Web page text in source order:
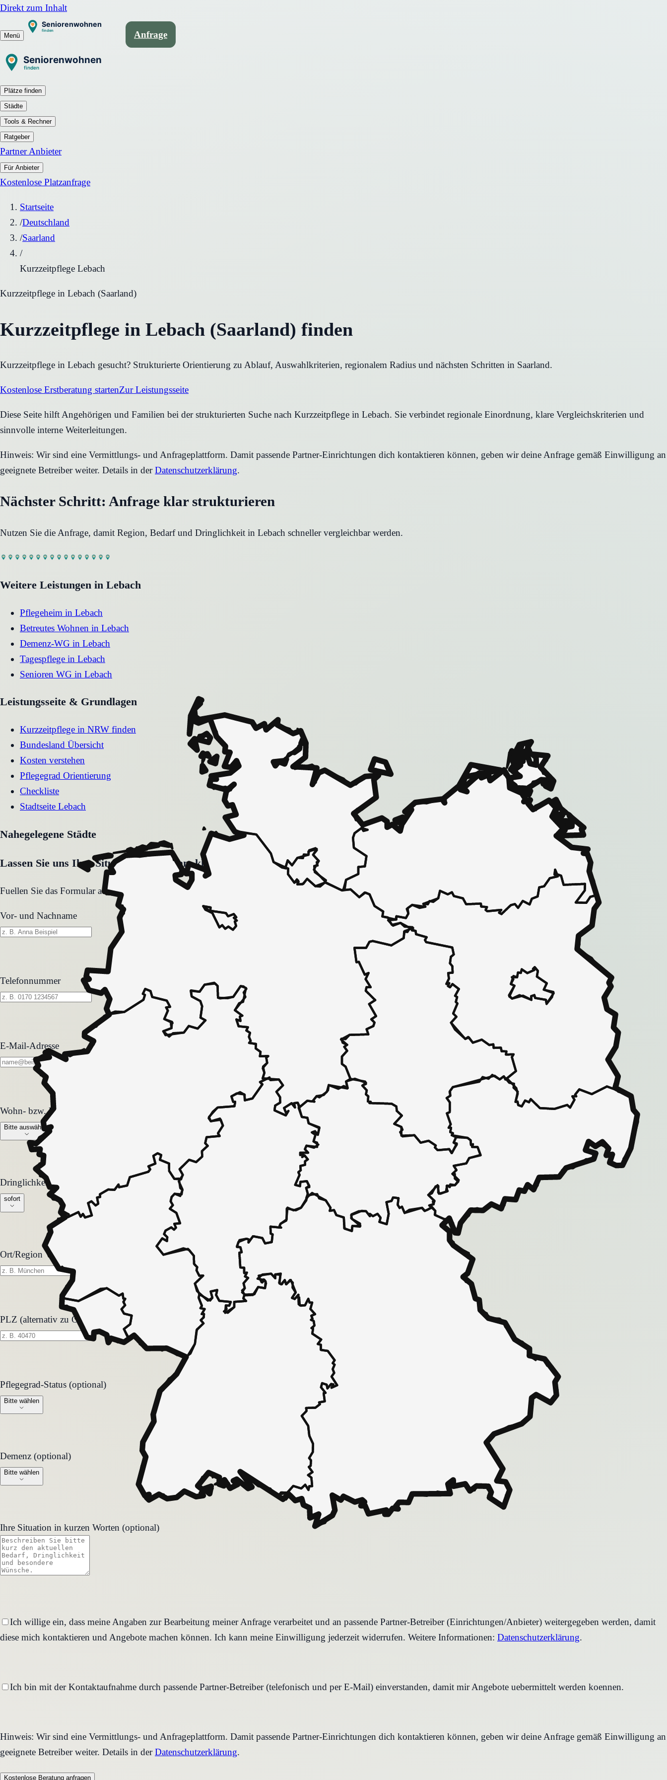
Direkt zum Inhalt
Menü Anfrage
Plätze finden
Städte
Tools & Rechner
Ratgeber
Partner Anbieter
Für Anbieter
Kostenlose Platzanfrage
Startseite
/Deutschland
/Saarland
/
Kurzzeitpflege Lebach
Kurzzeitpflege in Lebach (Saarland)
Kurzzeitpflege in Lebach (Saarland) finden
Kurzzeitpflege in Lebach gesucht? Strukturierte Orientierung zu Ablauf, Auswahlkriterien, regionalem Radius und nächsten Schritten in Saarland.
Kostenlose Erstberatung startenZur Leistungsseite
Diese Seite hilft Angehörigen und Familien bei der strukturierten Suche nach Kurzzeitpflege in Lebach. Sie verbindet regionale Einordnung, klare Vergleichskriterien und
sinnvolle interne Weiterleitungen.
Hinweis: Wir sind eine Vermittlungs- und Anfrageplattform. Damit passende Partner-Einrichtungen dich kontaktieren können, geben wir deine Anfrage gemäß Einwilligung an
geeignete Betreiber weiter. Details in der Datenschutzerklärung.
Nächster Schritt: Anfrage klar strukturieren
Nutzen Sie die Anfrage, damit Region, Bedarf und Dringlichkeit in Lebach schneller vergleichbar werden.
Weitere Leistungen in Lebach
Pflegeheim in Lebach
Betreutes Wohnen in Lebach
Demenz-WG in Lebach
Tagespflege in Lebach
Senioren WG in Lebach
Leistungsseite & Grundlagen
Kurzzeitpflege in NRW finden
Bundesland Übersicht
Kosten verstehen
Pflegegrad Orientierung
Checkliste
Stadtseite Lebach
Nahegelegene Städte
Lassen Sie uns Ihre Situation gemeinsam klären - in 30 Sekunden zu einem Pflegeplatz
Fuellen Sie das Formular aus. Wir melden uns zeitnah und unverbindlich bei Ihnen.
Vor- und Nachname
Telefonnummer
E-Mail-Adresse
Wohn- bzw. Pflegeform
Wohn- bzw. Pflegeform
Bitte auswählen
Dringlichkeit
Dringlichkeit
sofort
Ort/Region
PLZ (alternativ zu Ort)
Pflegegrad-Status (optional)
Pflegegrad-Status (optional)
Bitte wählen
Demenz (optional)
Demenz (optional)
Bitte wählen
Ihre Situation in kurzen Worten (optional)
Ich willige ein, dass meine Angaben zur Bearbeitung meiner Anfrage verarbeitet und an passende Partner-Betreiber (Einrichtungen/Anbieter) weitergegeben werden, damit
diese mich kontaktieren und Angebote machen können. Ich kann meine Einwilligung jederzeit widerrufen. Weitere Informationen: Datenschutzerklärung.
Ich bin mit der Kontaktaufnahme durch passende Partner-Betreiber (telefonisch und per E-Mail) einverstanden, damit mir Angebote uebermittelt werden koennen.
Hinweis: Wir sind eine Vermittlungs- und Anfrageplattform. Damit passende Partner-Einrichtungen dich kontaktieren können, geben wir deine Anfrage gemäß Einwilligung an
geeignete Betreiber weiter. Details in der Datenschutzerklärung.
Kostenlose Beratung anfragen